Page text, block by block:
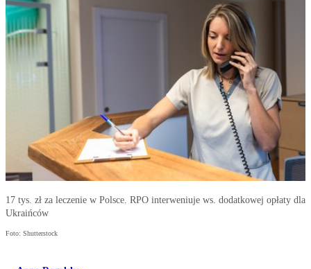
17 tys. zł za leczenie w Polsce. RPO interweniuje ws. dodatkowej opłaty dla
Ukraińców
Foto: Shutterstock